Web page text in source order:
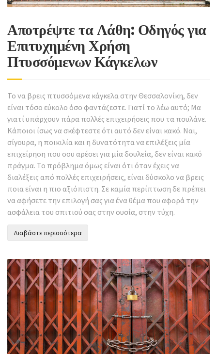
Αποτρέψτε τα Λάθη: Οδηγός για
Επιτυχημένη Χρήση
Πτυσσόμενων Κάγκελων
Το να βρεις πτυσσόμενα κάγκελα στην Θεσσαλονίκη, δεν
είναι τόσο εύκολο όσο φαντάζεστε. Γιατί το λέω αυτό; Μα
γιατί υπάρχουν πάρα πολλές επιχειρήσεις που τα πουλάνε.
Κάποιοι ίσως να σκέφτεστε ότι αυτό δεν είναι κακό. Ναι,
σίγουρα, η ποικιλία και η δυνατότητα να επιλέξεις μία
επιχείρηση που σου αρέσει για μία δουλεία, δεν είναι κακό
πράγμα. Το πρόβλημα όμως είναι ότι όταν έχεις να
διαλέξεις από πολλές επιχειρήσεις, είναι δύσκολο να βρεις
ποια είναι η πιο αξιόπιστη. Σε καμία περίπτωση δε πρέπει
να αφήσετε την επιλογή σας για ένα θέμα που αφορά την
ασφάλεια του σπιτιού σας στην ουσία, στην τύχη.
Διαβάστε περισσότερα